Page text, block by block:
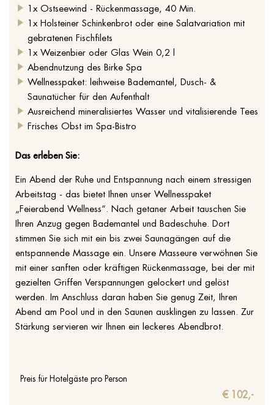
1x Ostseewind - Rückenmassage, 40 Min.
1x Holsteiner Schinkenbrot oder eine Salatvariation mit
gebratenen Fischfilets
1x Weizenbier oder Glas Wein 0,2 l
Abendnutzung des Birke Spa
Wellnesspaket: leihweise Bademantel, Dusch- &
Saunatücher für den Aufenthalt
Ausreichend mineralisiertes Wasser und vitalisierende Tees
Frisches Obst im Spa-Bistro
Das erleben Sie:
Ein Abend der Ruhe und Entspannung nach einem stressigen
Arbeitstag - das bietet Ihnen unser Wellnesspaket
„Feierabend Wellness“. Nach getaner Arbeit tauschen Sie
Ihren Anzug gegen Bademantel und Badeschuhe. Dort
stimmen Sie sich mit ein bis zwei Saunagängen auf die
entspannende Massage ein. Unsere Masseure verwöhnen Sie
mit einer sanften oder kräftigen Rückenmassage, bei der mit
gezielten Griffen Verspannungen gelockert und gelöst
werden. Im Anschluss daran haben Sie genug Zeit, Ihren
Abend am Pool und in den Saunen ausklingen zu lassen. Zur
Stärkung servieren wir Ihnen ein leckeres Abendbrot.
Preis für Hotelgäste pro Person
€ 102,-